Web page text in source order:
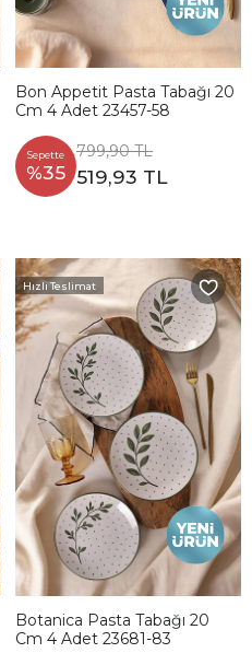
Bon Appetit Pasta Tabağı 20
Cm 4 Adet 23457-58
Sepette
%35
799,90 TL
519,93 TL
Hızlı Teslimat
Botanica Pasta Tabağı 20
Cm 4 Adet 23681-83